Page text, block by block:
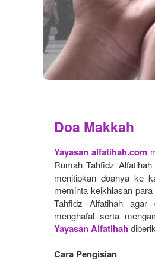
Doa Makkah
Yayasan alfatihah.com
Rumah Tahfidz
menitipkan doanya ke
meminta keikhlasan
Tahfidz Alfatihah agar
menghafal serta
Yayasan Alfatihah
Cara Pengisian